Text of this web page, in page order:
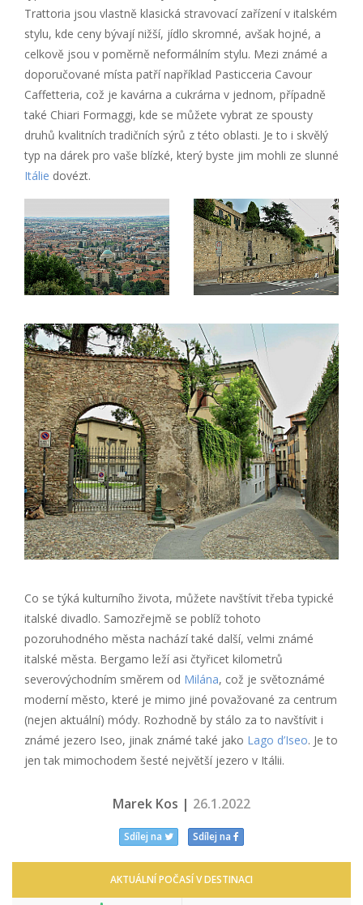
Trattoria jsou vlastně klasická stravovací zařízení v italském
stylu, kde ceny bývají nižší, jídlo skromné, avšak hojné, a
celkově jsou v poměrně neformálním stylu. Mezi známé a
doporučované místa patří například Pasticceria Cavour
Caffetteria, což je kavárna a cukrárna v jednom, případně
také Chiari Formaggi, kde se můžete vybrat ze spousty
druhů kvalitních tradičních sýrů z této oblasti. Je to i skvělý
typ na dárek pro vaše blízké, který byste jim mohli ze slunné
Itálie dovézt.
Co se týká kulturního života, můžete navštívit třeba typické
italské divadlo. Samozřejmě se poblíž tohoto
pozoruhodného města nachází také další, velmi známé
italské města. Bergamo leží asi čtyřicet kilometrů
severovýchodním směrem od Milána, což je světoznámé
moderní město, které je mimo jiné považované za centrum
(nejen aktuální) módy. Rozhodně by stálo za to navštívit i
známé jezero Iseo, jinak známé také jako Lago d’Iseo. Je to
jen tak mimochodem šesté největší jezero v Itálii.
Marek Kos | 26.1.2022
Sdílej na Sdílej na
AKTUÁLNÍ POČASÍ V DESTINACI